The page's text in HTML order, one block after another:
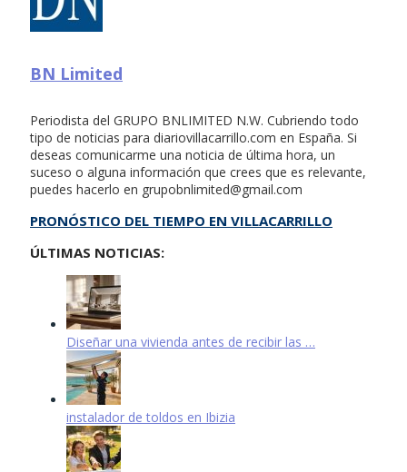
BN Limited
Periodista del GRUPO BNLIMITED N.W. Cubriendo todo
tipo de noticias para diariovillacarrillo.com en España. Si
deseas comunicarme una noticia de última hora, un
suceso o alguna información que crees que es relevante,
puedes hacerlo en grupobnlimited@gmail.com
PRONÓSTICO DEL TIEMPO EN VILLACARRILLO
ÚLTIMAS NOTICIAS:
Diseñar una vivienda antes de recibir las …
instalador de toldos en Ibizia